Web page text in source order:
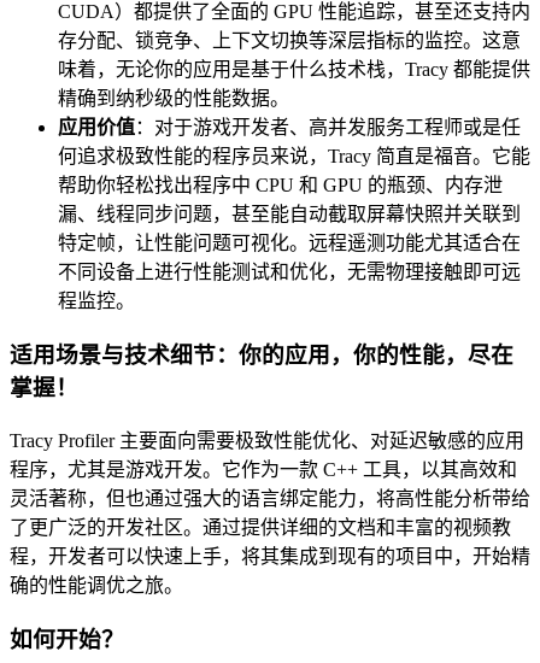
CUDA）都提供了全面的 GPU 性能追踪，甚至还支持内
存分配、锁竞争、上下文切换等深层指标的监控。这意
味着，无论你的应用是基于什么技术栈，Tracy 都能提供
精确到纳秒级的性能数据。
应用价值：对于游戏开发者、高并发服务工程师或是任
何追求极致性能的程序员来说，Tracy 简直是福音。它能
帮助你轻松找出程序中 CPU 和 GPU 的瓶颈、内存泄
漏、线程同步问题，甚至能自动截取屏幕快照并关联到
特定帧，让性能问题可视化。远程遥测功能尤其适合在
不同设备上进行性能测试和优化，无需物理接触即可远
程监控。
适用场景与技术细节：你的应用，你的性能，尽在
掌握！
Tracy Profiler 主要面向需要极致性能优化、对延迟敏感的应用
程序，尤其是游戏开发。它作为一款 C++ 工具，以其高效和
灵活著称，但也通过强大的语言绑定能力，将高性能分析带给
了更广泛的开发社区。通过提供详细的文档和丰富的视频教
程，开发者可以快速上手，将其集成到现有的项目中，开始精
确的性能调优之旅。
如何开始？